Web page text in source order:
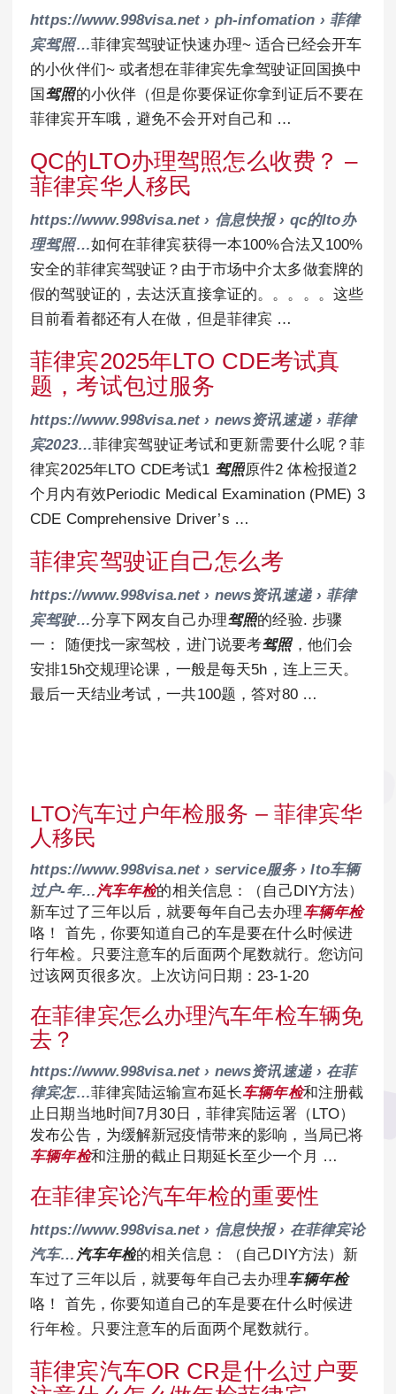
https://www.998visa.net › ph-infomation › 菲律
宾驾照…菲律宾驾驶证快速办理~ 适合已经会开车
的小伙伴们~ 或者想在菲律宾先拿驾驶证回国换中
国 驾照的小伙伴（但是你要保证你拿到证后不要在
菲律宾开车哦，避免不会开对自己和 …
QC的LTO办理驾照怎么收费？ –
菲律宾华人移民
https://www.998visa.net › 信息快报 › qc的lto办
理驾照…如何在菲律宾获得一本100%合法又100%
安全的菲律宾驾驶证？由于市场中介太多做套牌的
假的驾驶证的，去达沃直接拿证的。。。。。这些
目前看着都还有人在做，但是菲律宾 …
菲律宾2025年LTO CDE考试真
题，考试包过服务
https://www.998visa.net › news资讯速递 › 菲律
宾2023…菲律宾驾驶证考试和更新需要什么呢？菲
律宾2025年LTO CDE考试1 驾照原件2 体检报道2
个月内有效Periodic Medical Examination (PME) 3
CDE Comprehensive Driver’s …
菲律宾驾驶证自己怎么考
https://www.998visa.net › news资讯速递 › 菲律
宾驾驶…分享下网友自己办理驾照的经验. 步骤
一： 随便找一家驾校，进门说要考驾照，他们会
安排15h交规理论课，一般是每天5h，连上三天。
最后一天结业考试，一共100题，答对80 …
LTO汽车过户年检服务 – 菲律宾华
人移民
https://www.998visa.net › service服务 › lto车辆
过户-年… 汽车年检的相关信息：（自己DIY方法）
新车过了三年以后，就要每年自己去办理车辆年检
咯！ 首先，你要知道自己的车是要在什么时候进
行年检。只要注意车的后面两个尾数就行。您访问
过该网页很多次。上次访问日期：23-1-20
在菲律宾怎么办理汽车年检车辆免
去？
https://www.998visa.net › news资讯速递 › 在菲
律宾怎…菲律宾陆运输宣布延长车辆年检和注册截
止日期当地时间7月30日，菲律宾陆运署（LTO）
发布公告，为缓解新冠疫情带来的影响，当局已将
车辆年检和注册的截止日期延长至少一个月 …
在菲律宾论汽车年检的重要性
https://www.998visa.net › 信息快报 › 在菲律宾论
汽车… 汽车年检的相关信息：（自己DIY方法）新
车过了三年以后，就要每年自己去办理车辆年检
咯！ 首先，你要知道自己的车是要在什么时候进
行年检。只要注意车的后面两个尾数就行。
菲律宾汽车OR CR是什么过户要